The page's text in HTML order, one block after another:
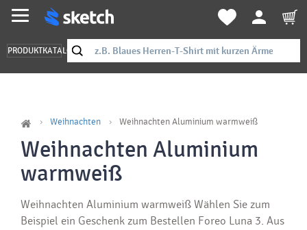
PRODUKTKATALOG
Weihnachten Weihnachten Aluminium warmweiß
Weihnachten Aluminium
warmweiß
Weihnachten Aluminium warmweiß Wählen Sie zum
Beispiel ein Geschenk zum Bestellen Foreo Luna 3. Aus